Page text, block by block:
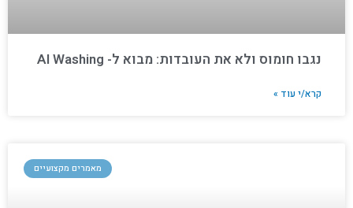
נגבו חומוס ולא את העובדות: מבוא ל- AI Washing
קרא/י עוד »
מאמרים מקצועיים